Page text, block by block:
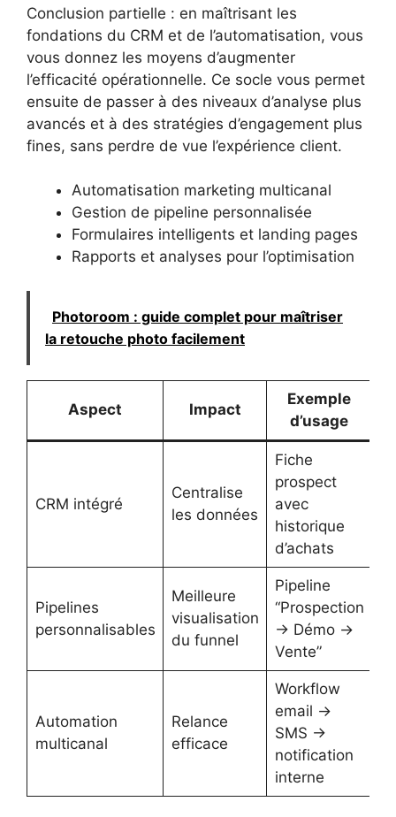
Conclusion partielle : en maîtrisant les
fondations du CRM et de l’automatisation, vous
vous donnez les moyens d’augmenter
l’efficacité opérationnelle. Ce socle vous permet
ensuite de passer à des niveaux d’analyse plus
avancés et à des stratégies d’engagement plus
fines, sans perdre de vue l’expérience client.
Automatisation marketing multicanal
Gestion de pipeline personnalisée
Formulaires intelligents et landing pages
Rapports et analyses pour l’optimisation
Photoroom : guide complet pour maîtriser
la retouche photo facilement
Aspect Impact
Exemple
d’usage
CRM intégré
Centralise
les données
Fiche
prospect
avec
historique
d’achats
Pipelines
personnalisables
Meilleure
visualisation
du funnel
Pipeline
“Prospection
→ Démo →
Vente”
Automation
multicanal
Relance
efficace
Workflow
email →
SMS →
notification
interne